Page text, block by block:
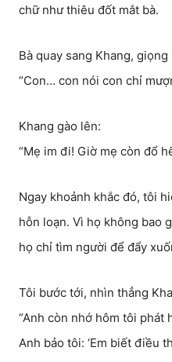
chữ như thiêu đốt mắt bà.
Bà quay sang Khang, giọng
“Con… con nói con chỉ
Khang gào lên:
“Mẹ im đi! Giờ mẹ còn đổ
Ngay khoảnh khắc đó, tôi
hỗn loạn. Vì họ không bao
họ chỉ tìm người để đẩy
Tôi bước tới, nhìn thẳng
“Anh còn nhớ hôm tôi phát
Anh bảo tôi: ‘Em biết điều